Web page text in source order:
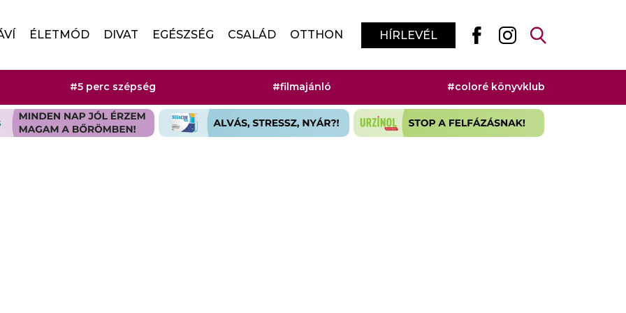
ÉLETMÓD DIVAT EGÉSZSÉG CSALÁD OTTHON HÍRLEVÉL
#5 perc szépség #filmajánló #coloré könyvklub